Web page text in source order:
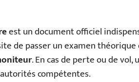
est un document officiel
de passer un examen
. En cas de perte ou de
compétentes.